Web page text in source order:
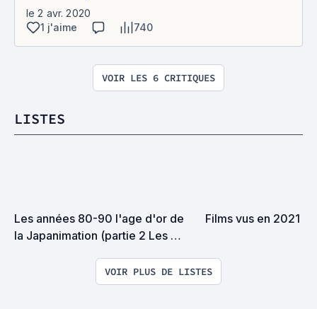
le 2 avr. 2020
1 j'aime
740
VOIR LES 6 CRITIQUES
LISTES
Les années 80-90 l'age d'or de
la Japanimation (partie 2 Les
Films vus en 2021
VOIR PLUS DE LISTES